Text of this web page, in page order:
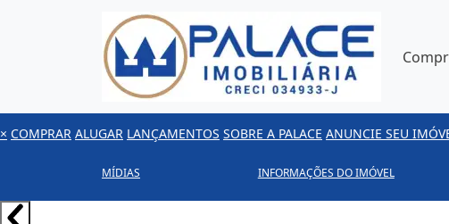
× COMPRAR ALUGAR LANÇAMENTOS SOBRE A PALACE ANUNCIE SEU
MÍDIAS INFORMAÇÕES DO IMÓVEL